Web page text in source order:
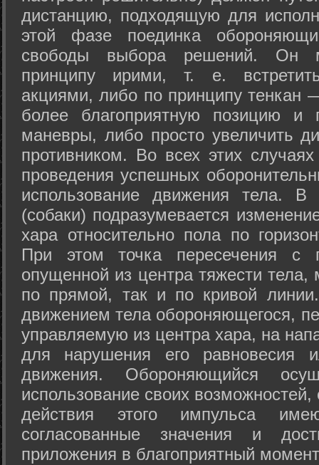
дистанцию, подходящую для
этой фазе поединка
свободы выбора решений. Он
принципу ирими, т. е.
акциями, либо по принципу тенкан
более благоприятную позицию и
маневры, либо просто увеличить
противником. Во всех этих
проведения успешных
использование движения тела.
(собаки) подразумевается
хара относительно пола по
При этом точка пересечения с
опущенной из центра тяжести
по прямой, так и по кривой
движением тела обороняющегося,
управляемую из центра хара, на
для нарушения его равновесия
движения. Обороняющийся
использование своих
действия этого импульса
согласованные значения и
приложения в благоприятный